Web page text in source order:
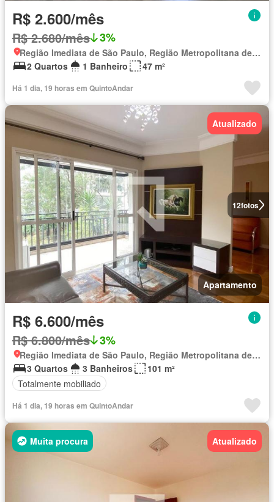
R$ 2.600/mês
R$ 2.680/mês 3%
Região Imediata de São Paulo, Região Metropolitana de São Paulo
2 Quartos
1 Banheiro 47 m²
Há 1 dia, 19 horas em QuintoAndar
12fotos
Atualizado
Apartamento
R$ 6.600/mês
R$ 6.800/mês 3%
Região Imediata de São Paulo, Região Metropolitana de São Paulo
3 Quartos
3 Banheiros
101 m²
Totalmente mobiliado
Há 1 dia, 19 horas em QuintoAndar
Muita procura Atualizado